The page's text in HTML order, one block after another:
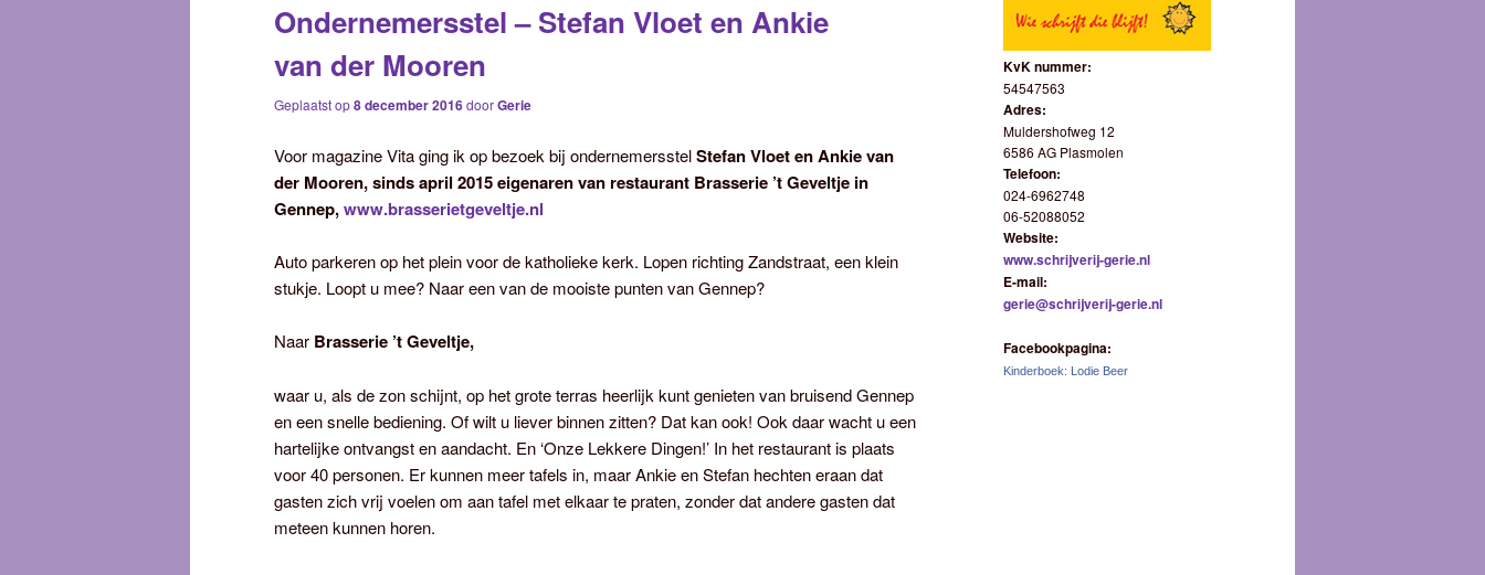
primaire
secundaire
Ondernemersstel – Stefan Vloet en Ankie
van der Mooren
Geplaatst op8 december 2016doorGerie
Voor magazine Vita ging ik op bezoek bij ondernemersstelStefan Vloet en Ankie van
der Mooren,sinds april 2015 eigenaren van restaurant Brasserie ’t Geveltje in
Gennep,www.brasserietgeveltje.nl
Auto parkeren op het plein voor de katholieke kerk. Lopen richting Zandstraat, een klein
stukje. Loopt u mee? Naar een van de mooiste punten van Gennep?
Naar Brasserie ’t Geveltje,
waar u, als de zon schijnt, op het grote terras heerlijk kunt genieten van bruisend Gennep
en een snelle bediening. Of wilt u liever binnen zitten? Dat kan ook! Ook daar wacht u een
hartelijke ontvangst en aandacht. En ‘Onze Lekkere Dingen!’ In het restaurant is plaats
voor 40 personen. Er kunnen meer tafels in, maar Ankie en Stefan hechten eraan dat
gasten zich vrij voelen om aan tafel met elkaar te praten, zonder dat andere gasten dat
meteen kunnen horen.
KvK nummer:
54547563
Adres:
Muldershofweg 12
6586 AG Plasmolen
Telefoon:
024-6962748
06-52088052
Website:
www.schrijverij-gerie.nl
E-mail:
gerie@schrijverij-gerie.nl
Facebookpagina:
Kinderboek: Lodie Beer